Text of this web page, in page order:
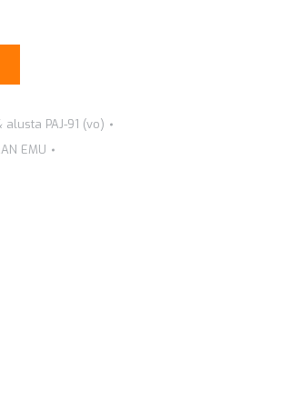
alusta PAJ-91 (vo)
EMU